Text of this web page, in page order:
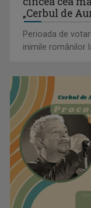
„Cerbul de
Perioada de
inimile românilor